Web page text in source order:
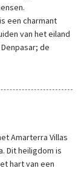
een charmant
van het eiland
de
Amarterra Villas
Dit heiligdom is
hart van een